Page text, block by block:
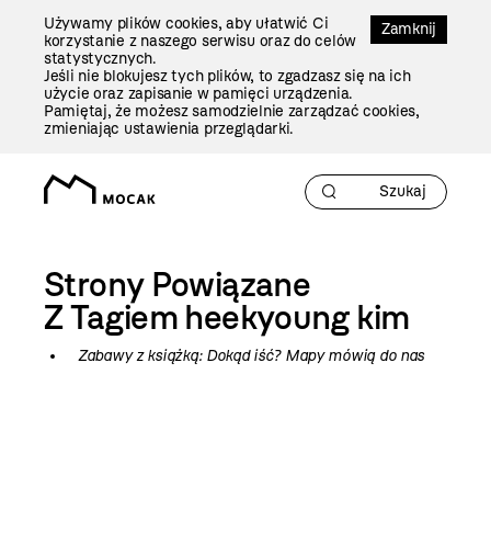
Zamknij
Używamy plików cookies, aby ułatwić Ci
korzystanie z naszego serwisu oraz do celów
statystycznych.
Jeśli nie blokujesz tych plików, to zgadzasz się na ich
użycie oraz zapisanie w pamięci urządzenia.
Pamiętaj, że możesz samodzielnie zarządzać cookies,
zmieniając ustawienia przeglądarki.
Strony Powiązane
Z Tagiem heekyoung kim
Zabawy z książką: Dokąd iść? Mapy mówią do nas